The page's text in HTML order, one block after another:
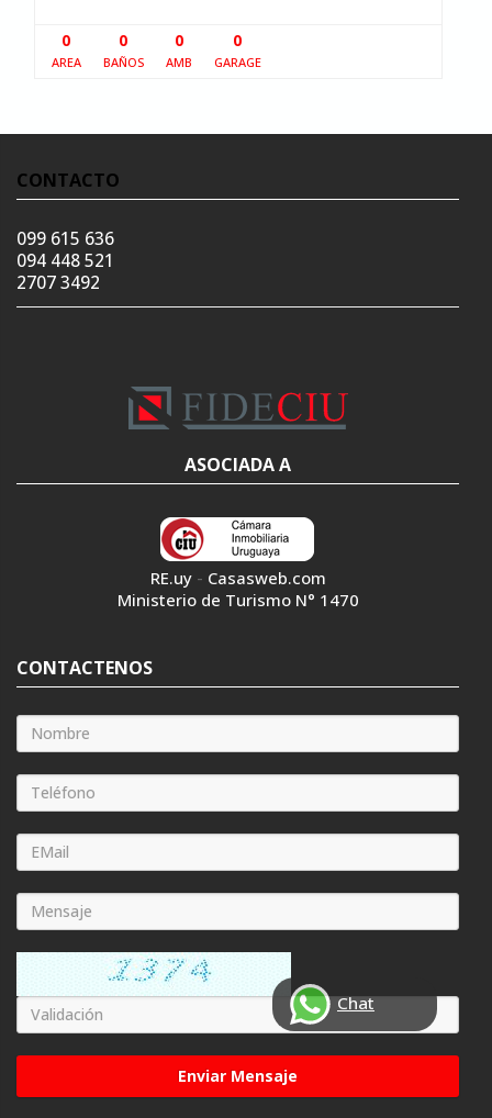
0
AREA
0
BAÑOS
0
AMB
0
GARAGE
CONTACTO
099 615 636
094 448 521
2707 3492
ASOCIADA A
RE.uy- Casasweb.com
Ministerio de Turismo N° 1470
Chat
CONTACTENOS